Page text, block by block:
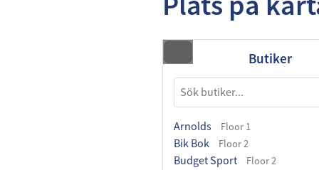
Butiker
Arnolds Floor 1
Bik Bok Floor 2
Budget Sport Floor 2